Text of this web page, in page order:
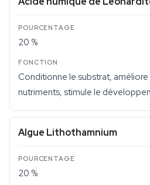
20 %
Conditionne le substrat,
nutriments, stimule le
Algue Lithothamnium
20 %